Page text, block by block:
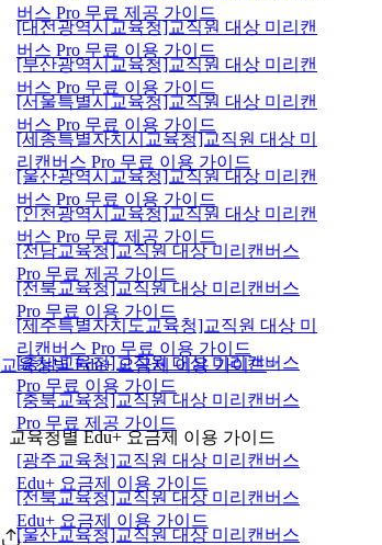
교육청별 Edu+ 요금제 이용 가이드
버스 Pro 무료 제공 가이드
[대전광역시교육청]교직원 대상 미리캔
버스 Pro 무료 이용 가이드
[부산광역시교육청]교직원 대상 미리캔
버스 Pro 무료 이용 가이드
[서울특별시교육청]교직원 대상 미리캔
버스 Pro 무료 이용 가이드
[세종특별자치시교육청]교직원 대상 미
리캔버스 Pro 무료 이용 가이드
[울산광역시교육청]교직원 대상 미리캔
버스 Pro 무료 이용 가이드
[인천광역시교육청]교직원 대상 미리캔
버스 Pro 무료 제공 가이드
[전남교육청]교직원 대상 미리캔버스
Pro 무료 제공 가이드
[전북교육청]교직원 대상 미리캔버스
Pro 무료 이용 가이드
[제주특별자치도교육청]교직원 대상 미
리캔버스 Pro 무료 이용 가이드
[충남교육청]교직원 대상 미리캔버스
Pro 무료 이용 가이드
[충북교육청]교직원 대상 미리캔버스
Pro 무료 제공 가이드
교육청별 Edu+ 요금제 이용 가이드
[광주교육청]교직원 대상 미리캔버스
Edu+ 요금제 이용 가이드
[전북교육청]교직원 대상 미리캔버스
Edu+ 요금제 이용 가이드
[울산교육청]교직원 대상 미리캔버스